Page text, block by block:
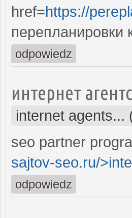
href=https://
перепланировки
odpowiedz
интернет
internet agents...
seo partner
sajtov-seo.ru/
odpowiedz